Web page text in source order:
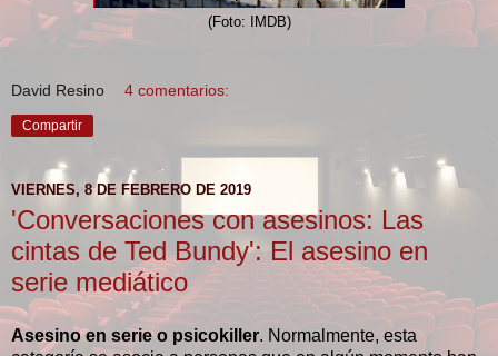
(Foto: IMDB)
David Resino 4 comentarios:
Compartir
VIERNES, 8 DE FEBRERO DE 2019
'Conversaciones con asesinos: Las
cintas de Ted Bundy': El asesino en
serie mediático
Asesino en serie o psicokiller. Normalmente, esta